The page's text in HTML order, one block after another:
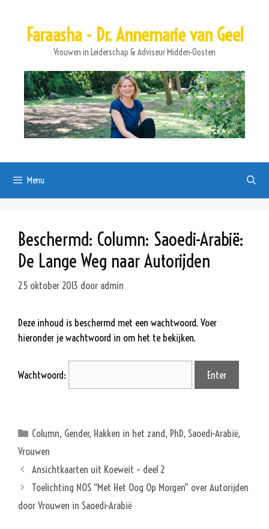
Faraasha - Dr. Annemarie van Geel
Vrouwen in Leiderschap & Adviseur Midden-Oosten
Menu
Beschermd: Column: Saoedi-Arabië:
De Lange Weg naar Autorijden
25 oktober 2013 door admin
Deze inhoud is beschermd met een wachtwoord. Voer
hieronder je wachtwoord in om het te bekijken.
Wachtwoord:
Categorieën
Column, Gender, Hakken in het zand, PhD, Saoedi-Arabië,
Vrouwen
Ansichtkaarten uit Koeweit – deel 2
Toelichting NOS “Met Het Oog Op Morgen” over Autorijden
door Vrouwen in Saoedi-Arabië